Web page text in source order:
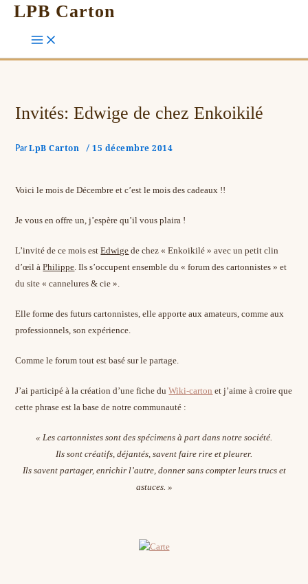
LPB Carton
Invités: Edwige de chez Enkoikilé
ParLpB Carton /15 décembre 2014
Voici le mois de Décembre et c’est le mois des cadeaux !!
Je vous en offre un, j’espère qu’il vous plaira !
L’invité de ce mois estEdwige de chez « Enkoikilé » avec un petit clin
d’œil àPhilippe. Ils s’occupent ensemble du « forum des cartonnistes » et
du site « cannelures & cie ».
Elle forme des futurs cartonnistes, elle apporte aux amateurs, comme aux
professionnels, son expérience.
Comme le forum tout est basé sur le partage.
J’ai participé à la création d’une fiche duWiki-carton et j’aime à croire que
cette phrase est la base de notre communauté :
« Les cartonnistes sont des spécimens à part dans notre société.
Ils sont créatifs, déjantés, savent faire rire et pleurer.
Ils savent partager, enrichir l’autre, donner sans compter leurs trucs et
astuces. »